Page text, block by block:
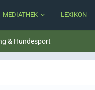
MEDIATHEK LEXIKON
& Hundesport